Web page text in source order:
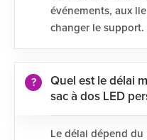
événements, aux
changer le support.
Quel est le délai
sac à dos LED
Le délai dépend